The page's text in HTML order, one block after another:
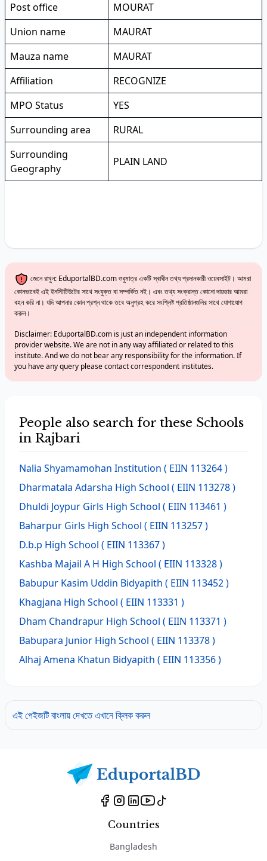
Post office
MOURAT
Union name
MAURAT
Mauza name
MAURAT
Affiliation
RECOGNIZE
MPO Status
YES
Surrounding area
RURAL
Surrounding
Geography
PLAIN LAND
জেনে রাখুন: EduportalBD.com শুধুমাত্র একটি স্বাধীন তথ্য প্রদানকারী ওয়েবসাইট। আমরা
কোনভাবেই এই ইনস্টিটিউটের সাথে সংযুক্ত বা সম্পর্কিত নই। এবং তথ্য সংক্রান্ত কোনো দায়ভার আমরা
বহন করি না। যদি আপনার কোন প্রশ্ন থাকে তবে অনুগ্রহ করে সংশ্লিষ্ট প্রতিষ্ঠানগুলির সাথে যোগাযোগ
করুন।
Disclaimer: EduportalBD.com is just an independent information
provider website. We are not in any way affiliated or related to this
institute. And we do not bear any responsibility for the information. If
you have any query please contact correspondent institutes.
People also search for these Schools
in Rajbari
Nalia Shyamamohan Institution ( EIIN 113264 )
Dharmatala Adarsha High School ( EIIN 113278 )
Dhuldi Joypur Girls High School ( EIIN 113461 )
Baharpur Girls High School ( EIIN 113257 )
D.b.p High School ( EIIN 113367 )
Kashba Majail A H High School ( EIIN 113328 )
Babupur Kasim Uddin Bidyapith ( EIIN 113452 )
Khagjana High School ( EIIN 113331 )
Dham Chandrapur High School ( EIIN 113371 )
Babupara Junior High School ( EIIN 113378 )
Alhaj Amena Khatun Bidyapith ( EIIN 113356 )
এই পেইজটি বাংলায় দেখতে এখানে ক্লিক করুন
Countries
Bangladesh